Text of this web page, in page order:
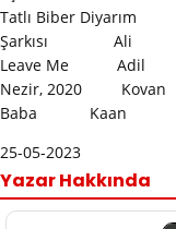
Tatlı Biber Diyarım
Şarkısı Ali
Leave Me Adil
Nezir, 2020 Kovan
Baba Kaan
25-05-2023
Yazar Hakkında